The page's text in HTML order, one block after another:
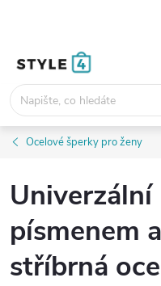
Ocelové šperky pro ženy
Univerzální
písmenem
stříbrná